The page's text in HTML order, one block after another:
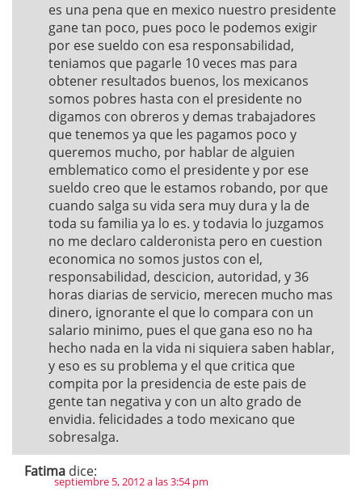
es una pena que en mexico nuestro presidente
gane tan poco, pues poco le podemos exigir
por ese sueldo con esa responsabilidad,
teniamos que pagarle 10 veces mas para
obtener resultados buenos, los mexicanos
somos pobres hasta con el presidente no
digamos con obreros y demas trabajadores
que tenemos ya que les pagamos poco y
queremos mucho, por hablar de alguien
emblematico como el presidente y por ese
sueldo creo que le estamos robando, por que
cuando salga su vida sera muy dura y la de
toda su familia ya lo es. y todavia lo juzgamos
no me declaro calderonista pero en cuestion
economica no somos justos con el,
responsabilidad, descicion, autoridad, y 36
horas diarias de servicio, merecen mucho mas
dinero, ignorante el que lo compara con un
salario minimo, pues el que gana eso no ha
hecho nada en la vida ni siquiera saben hablar,
y eso es su problema y el que critica que
compita por la presidencia de este pais de
gente tan negativa y con un alto grado de
envidia. felicidades a todo mexicano que
sobresalga.
Fatima dice:
septiembre 5, 2012 a las 3:54 pm